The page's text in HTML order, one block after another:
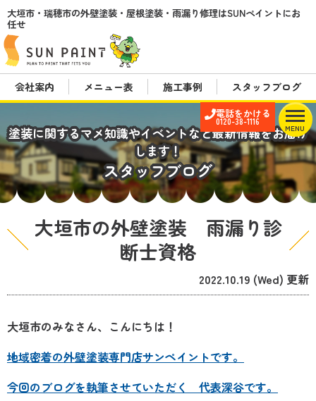
電話をかける
0120-38-1116
MENU
大垣市・瑞穂市の外壁塗装・屋根塗装・雨漏り修理はSUNペイントにお
任せ
会社案内 メニュー表 施工事例 スタッフブログ
塗装に関するマメ知識やイベントなど最新情報をお届け
します！
スタッフブログ
大垣市の外壁塗装 雨漏り診
断士資格
2022.10.19 (Wed) 更新
大垣市のみなさん、こんにちは！
地域密着の外壁塗装専門店サンペイントです。
今回のブログを執筆させていただく 代表深谷です。